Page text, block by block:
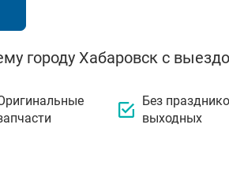
городу Хабаровск с
Без
выходных